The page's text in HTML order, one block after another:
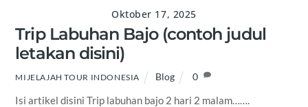
Oktober 17, 2025
Trip Labuhan Bajo (contoh judul
letakan disini)
MIJELAJAH TOUR INDONESIA Blog 0
Isi artikel disini Trip labuhan bajo 2 hari 2 malam…….